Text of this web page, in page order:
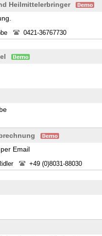
Heilmittelerbringer
0421-36767730
Email
+49 (0)8031-88030